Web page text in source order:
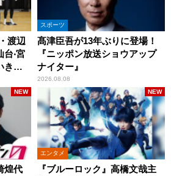
渡辺
台‧宮
きた
スポーツ
髙津臣吾が13年ぶりに登場！
『ニッポン放送ショウアップ
ナイター』
2026.08.08
煌代
NEW
エンタメ
『ブルーロック』高橋文哉主
NEW